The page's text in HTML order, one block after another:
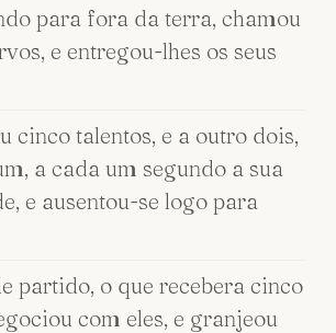
para fora da terra, chamou
e entregou-lhes os seus
cinco talentos, e a outro dois,
a cada um segundo a sua
e ausentou-se logo para
partido, o que recebera cinco
com eles, e granjeou